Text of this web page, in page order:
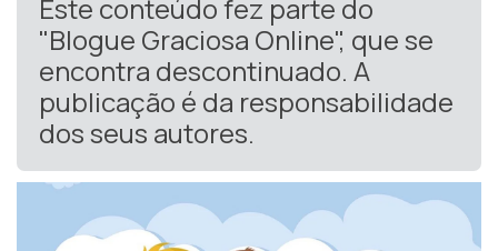
Este conteúdo fez parte do
"Blogue Graciosa Online", que se
encontra descontinuado. A
publicação é da responsabilidade
dos seus autores.